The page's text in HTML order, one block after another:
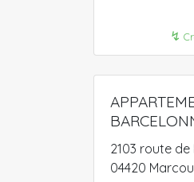
↯
2103 route
04420